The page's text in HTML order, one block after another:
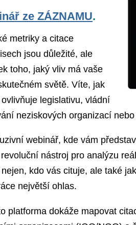
ze ZÁZNAMU.
metriky a citace
jsou důležité, ale
toho, jaký vliv má vaše
světě. Víte, jak
legislativu, vládní
neziskových organizací
webinář, kde vám
nástroj pro analýzu
kdo vás cituje, ale také
největší ohlas.
platforma dokáže mapovat